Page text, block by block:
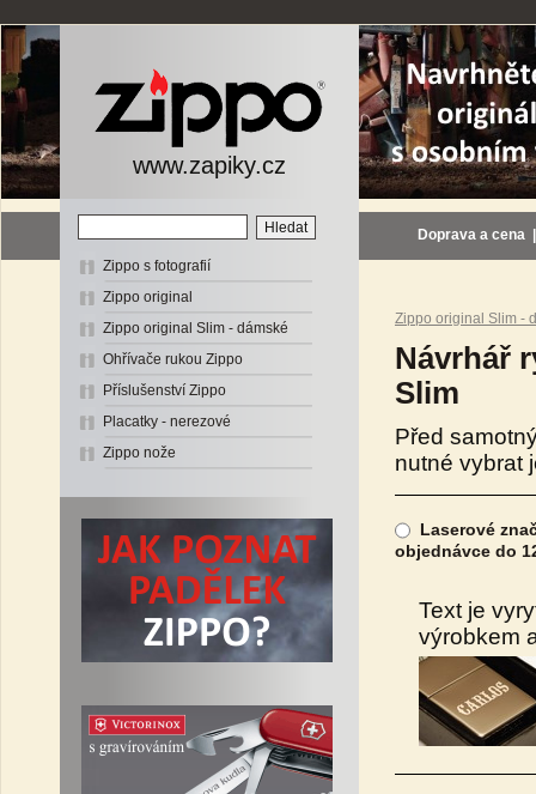
www.zapiky.cz
Zippo s fotografií
Zippo original
Zippo original Slim - dámské
Ohřívače rukou Zippo
Příslušenství Zippo
Placatky - nerezové
Zippo nože
Doprava a cena
Zippo original Slim -
Návrhář
Slim
Před
nutné vybrat
Laserové
objednávce do
Text je
výrobkem